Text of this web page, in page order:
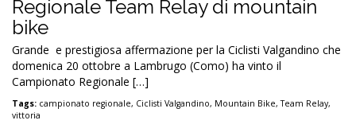
Regionale Team Relay di mountain
bike
Grande e prestigiosa affermazione per la Ciclisti Valgandino che
domenica 20 ottobre a Lambrugo (Como) ha vinto il
Campionato Regionale […]
Tags: campionato regionale, Ciclisti Valgandino, Mountain Bike,Team Relay,
vittoria